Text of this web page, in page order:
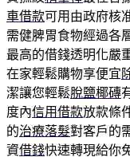
車借款可用由政府核
需健脾胃食物經過各
最高的借錢透明化嚴
在家輕鬆購物享便宜
潔讓您輕鬆脫鹽椰磚
度內信用借款放款條
的治療落髮對客戶的
資借錢快速轉現給你